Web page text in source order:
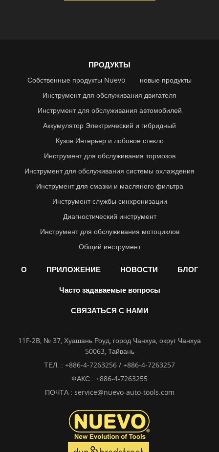
ПРОДУКТЫ
Собственные продукты Nuevo
новые продукты
Инструмент для обслуживания двигателя
Инструмент для обслуживания автомобилей
Аккумулятор Электрический и гибридный
Кузов Интерьер и лобовое стекло
Инструмент для обслуживания тормозов
Инструмент для обслуживания системы охлаждения
Инструмент для смазки и масляного фильтра
Инструмент службы синхронизации
Диагностический инструмент
Инструмент для обслуживания мотоциклов
Общий инструмент
О ПРИЛОЖЕНИЕ НОВОСТИ БЛОГ
Часто задаваемые вопросы
СВЯЗАТЬСЯ С НАМИ
11F-2B, № 37, Хуашань Роуд, город Чанхуа, округ Чанхуа
50063, Тайвань
ТЕЛ. : +886-4-7263256 / +886-4-7263257
ФАКС : +886-4-7263255
ПОЧТА : service@nuevo-auto-tools.com